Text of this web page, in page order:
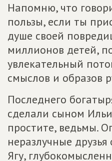
Напомню, что
пользы, если ты
душе своей
миллионов детей,
увлекательный
смыслов и образов
Последнего
сделали сыном
простите, ведьмы.
неразлучные
Ягу,